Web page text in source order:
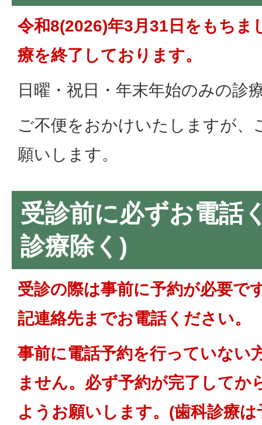
令和8(2026)年3月31日をもちま
療を終了しております。
日曜・祝日・年末年始のみの診
ご不便をおかけいたしますが、
願いします。
受診前に必ずお電話
診療除く)
受診の際は事前に予約が必要で
記連絡先までお電話ください。
事前に電話予約を行っていない
ません。必ず予約が完了してか
ようお願いします。(歯科診療